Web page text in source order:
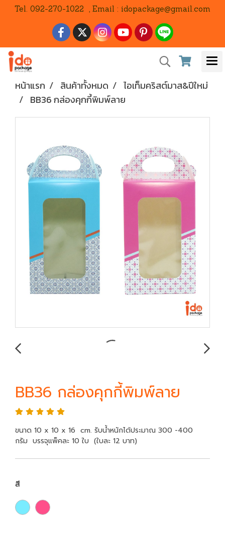
Tel. 092-270-1022 , Email : idopackage@gmail.com
หน้าแรก สินค้าทั้งหมด
ไอเท็มคริสต์มาส&ปีใหม่
BB36 กล่องคุกกี้พิมพ์ลาย
BB36 กล่องคุกกี้พิมพ์ลาย
ขนาด 10 x 10 x 16 cm. รับน้ำหนักได้ประมาณ 300 -400
กรัม บรรจุแพ็คละ 10 ใบ (ใบละ 12 บาท)
สี